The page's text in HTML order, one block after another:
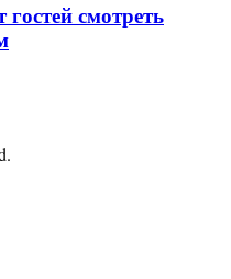
гостей смотреть